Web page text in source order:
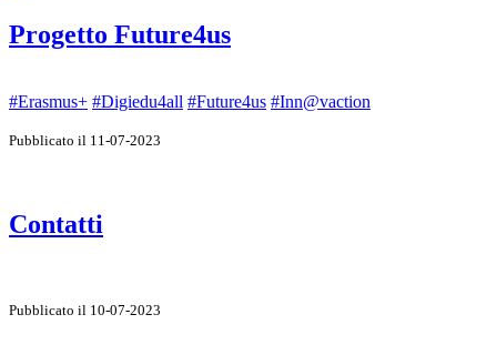
Progetto Future4us
#Erasmus+ #Digiedu4all #Future4us #Inn@vaction
Pubblicato il 11-07-2023
Contatti
Pubblicato il 10-07-2023